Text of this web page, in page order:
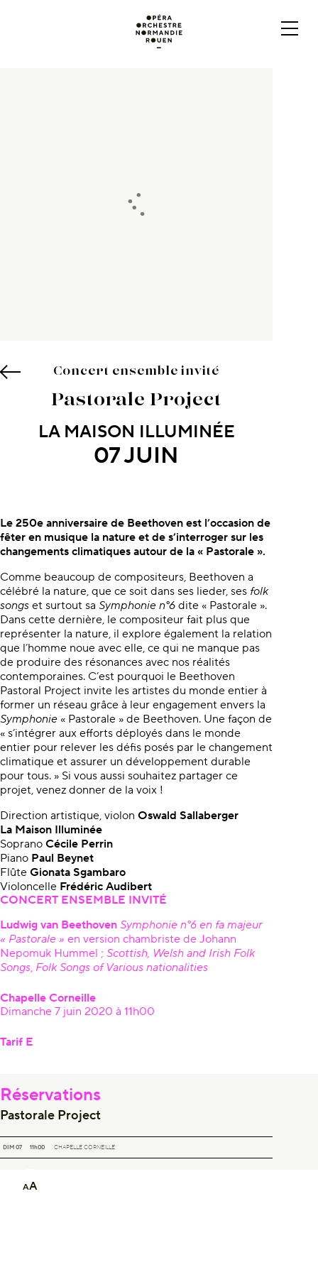
AA
Concert ensemble invité
Pastorale Project
LA MAISON ILLUMINÉE
07 JUIN
À propos du concert
Le 250e anniversaire de Beethoven est l’occasion de
fêter en musique la nature et de s’interroger sur les
changements climatiques autour de la « Pastorale ».
Comme beaucoup de compositeurs, Beethoven a
célébré la nature, que ce soit dans ses lieder, ses folk
songs et surtout sa Symphonie n°6 dite « Pastorale ».
Dans cette dernière, le compositeur fait plus que
représenter la nature, il explore également la relation
que l’homme noue avec elle, ce qui ne manque pas
de produire des résonances avec nos réalités
contemporaines. C’est pourquoi le Beethoven
Pastoral Project invite les artistes du monde entier à
former un réseau grâce à leur engagement envers la
Symphonie « Pastorale » de Beethoven. Une façon de
« s’intégrer aux efforts déployés dans le monde
entier pour relever les défis posés par le changement
climatique et assurer un développement durable
pour tous. » Si vous aussi souhaitez partager ce
projet, venez donner de la voix !
Direction artistique, violon Oswald Sallaberger
La Maison Illuminée
Soprano Cécile Perrin
Piano Paul Beynet
Flûte Gionata Sgambaro
Violoncelle Frédéric Audibert
CONCERT ENSEMBLE INVITÉ
Ludwig van Beethoven Symphonie n°6 en fa majeur
« Pastorale » en version chambriste de Johann
Nepomuk Hummel ; Scottish, Welsh and Irish Folk
Songs, Folk Songs of Various nationalities
Chapelle Corneille
Dimanche 7 juin 2020 à 11h00
Tarif E
Réservations
Pastorale Project
DIM 07 11h00
PASTORALE PROJECTCHAPELLE CORNEILLE